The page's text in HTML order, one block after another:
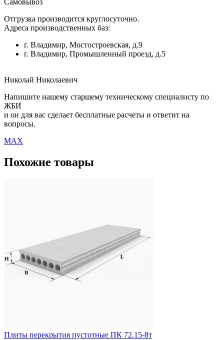
Отгрузка производится круглосуточно.
Адреса производственных баз:
г. Владимир, Мостостроевская, д.9
г. Владимир, Промышленный проезд, д.5
Николай Николаевич
Напишите нашему старшему техническому специалисту по
ЖБИ
и он для вас сделает бесплатные расчеты и ответит на
вопросы.
MAX
Похожие товары
Плиты перекрытия пустотные ПК 72.15-8т